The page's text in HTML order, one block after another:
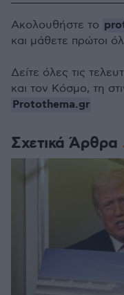
Σχετικά Άρθρα
Ακολουθήστε το
και μάθετε πρώτοι
Δείτε όλες τις
και τον Κόσμο, τη
Protothema.gr